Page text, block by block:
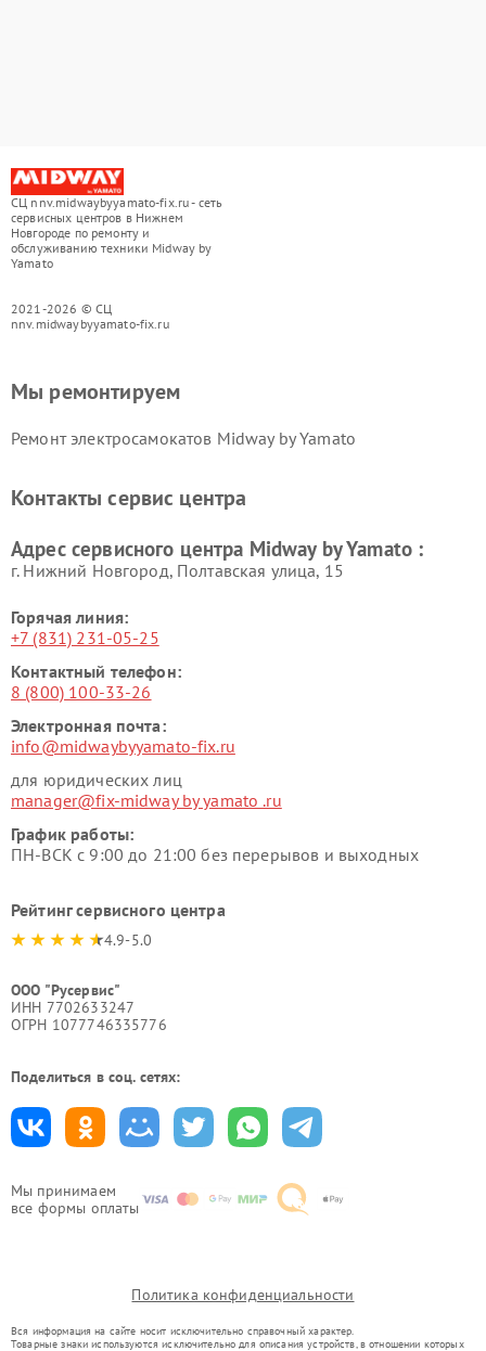
СЦ nnv.midwaybyyamato-fix.ru - сеть
сервисных центров в Нижнем
Новгороде по ремонту и
обслуживанию техники Midway by
Yamato
2021-2026 © СЦ
nnv.midwaybyyamato-fix.ru
Мы принимаем
все формы оплаты
Мы ремонтируем
Ремонт электросамокатов Midway by Yamato
Контакты сервис центра
Адрес сервисного центра Midway by Yamato :
г. Нижний Новгород, Полтавская улица, 15
Горячая линия:
+7 (831) 231-05-25
Контактный телефон:
8 (800) 100-33-26
Электронная почта:
info@midwaybyyamato-fix.ru
для юридических лиц
manager@fix-midway by yamato .ru
График работы:
ПН-ВСК с 9:00 до 21:00 без перерывов и выходных
Рейтинг сервисного центра
4.9-5.0
ООО "Русервис"
ИНН 7702633247
ОГРН 1077746335776
Поделиться в соц. сетях:
Политика конфиденциальности
Вся информация на сайте носит исключительно справочный характер.
Товарные знаки используются исключительно для описания устройств, в отношении которых